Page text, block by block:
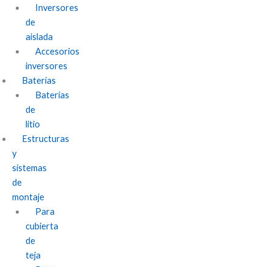
Inversores
de
aislada
Accesorios
inversores
Baterías
Baterías
de
litio
Estructuras
y
sistemas
de
montaje
Para
cubierta
de
teja